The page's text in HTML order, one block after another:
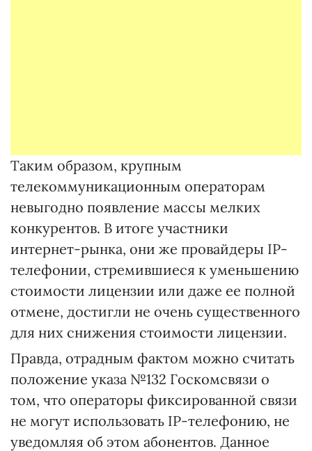
Таким образом, крупным
телекоммуникационным операторам
невыгодно появление массы мелких
конкурентов. В итоге участники
интернет-рынка, они же провайдеры ІP-
телефонии, стремившиеся к уменьшению
стоимости лицензии или даже ее полной
отмене, достигли не очень существенного
для них снижения стоимости лицензии.
Правда, отрадным фактом можно считать
положение указа №132 Госкомсвязи о
том, что операторы фиксированной связи
не могут использовать ІP-телефонию, не
уведомляя об этом абонентов. Данное